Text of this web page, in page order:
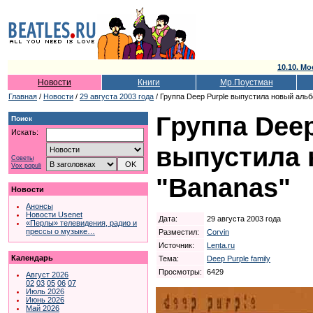
10.10.
Новости Книги Мр.Поустман
Главная / Новости / 29 августа 2003 года / Группа Deep Purple выпустила новый
Поиск
Искать:
Советы
Vox populi
Новости
Анонсы
Новости Usenet
«Перлы» телевидения, радио и
прессы о музыке…
Календарь
Август 2026
02 03 05 06 07
Июль 2026
Июнь 2026
Май 2026
Группа
"Bananas"
Дата:
29 августа 2003 года
Разместил:
Corvin
Источник:
Lenta.ru
Тема:
Deep Purple family
Просмотры:
6429